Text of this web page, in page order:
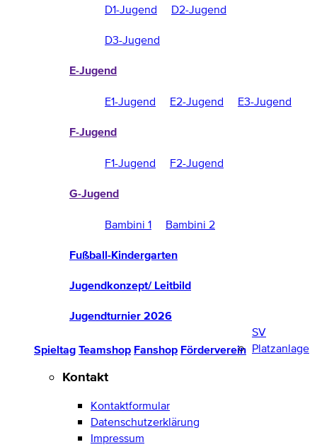
D1-Jugend
D2-Jugend
D3-Jugend
E-Jugend
E1-Jugend E2-Jugend E3-Jugend
F-Jugend
F1-Jugend F2-Jugend
G-Jugend
Bambini 1 Bambini 2
Fußball-Kindergarten
Jugendkonzept/ Leitbild
Jugendturnier 2026
Spieltag Teamshop Fanshop Förderverein
SV
Platzanlage
Kontakt
Kontaktformular
Datenschutzerklärung
Impressum